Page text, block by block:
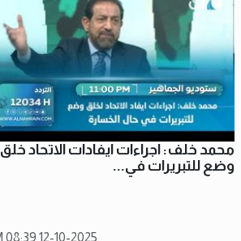
محمد خلف: اجراءات ايفادات الاتحاد خلق
وضع للتبريرات في...
12-10-2025 08:39 PM